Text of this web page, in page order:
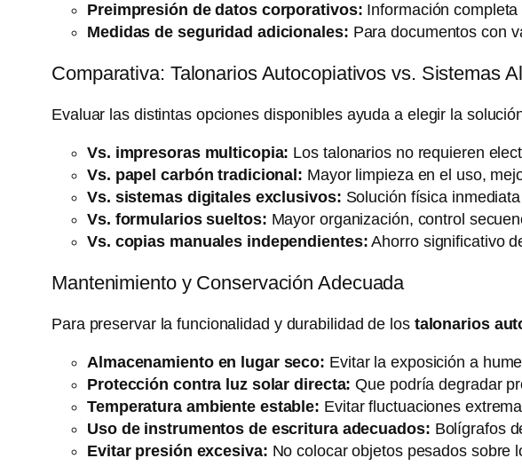
Preimpresión de datos corporativos: Información
Medidas de seguridad adicionales: Para documentos con
Comparativa: Talonarios Autocopiativos vs. Sistemas
Evaluar las distintas opciones disponibles ayuda a elegir la
Vs. impresoras multicopia: Los talonarios no requieren
Vs. papel carbón tradicional: Mayor limpieza en el uso,
Vs. sistemas digitales exclusivos: Solución física
Vs. formularios sueltos: Mayor organización, control
Vs. copias manuales independientes: Ahorro significativo
Mantenimiento y Conservación Adecuada
Para preservar la funcionalidad y durabilidad de los talonarios
Almacenamiento en lugar seco: Evitar la exposición a
Protección contra luz solar directa: Que podría degradar
Temperatura ambiente estable: Evitar fluctuaciones
Uso de instrumentos de escritura adecuados: Bolígrafos
Evitar presión excesiva: No colocar objetos pesados sobre